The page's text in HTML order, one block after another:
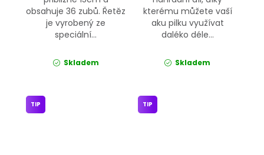
obsahuje 36 zubů. Řetěz
je vyrobený ze
speciální...
Skladem
kterému můžete vaší
aku pilku využívat
daléko déle...
Skladem
TIP TIP